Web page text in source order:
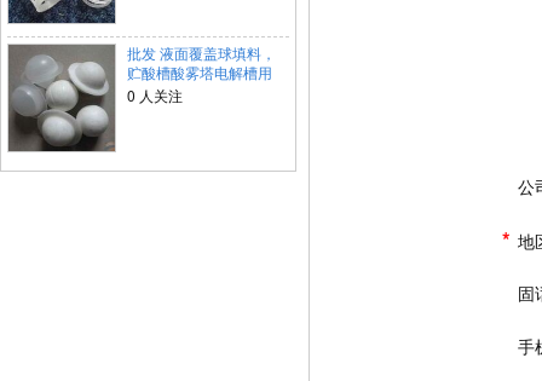
批发 液面覆盖球填料，
贮酸槽酸雾塔电解槽用
0 人关注
公
* 地
固
手